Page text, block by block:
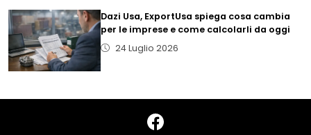
Dazi Usa, ExportUsa spiega cosa cambia
per le imprese e come calcolarli da oggi
24 Luglio 2026